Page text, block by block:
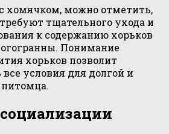
хомячком, можно отметить,
тщательного ухода и
к содержанию хорьков
Понимание
хорьков позволит
условия для долгой и